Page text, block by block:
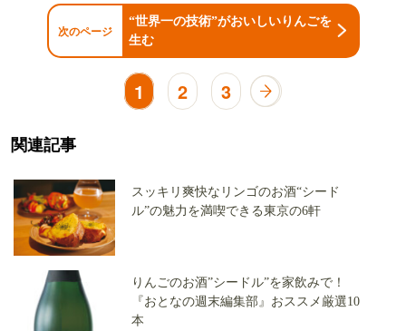
次のページ
“世界一の技術”がおいしいりんごを
生む
1 2 3
関連記事
スッキリ爽快なリンゴのお酒“シード
ル”の魅力を満喫できる東京の6軒
りんごのお酒”シードル”を家飲みで！
『おとなの週末編集部』おススメ厳選10
本